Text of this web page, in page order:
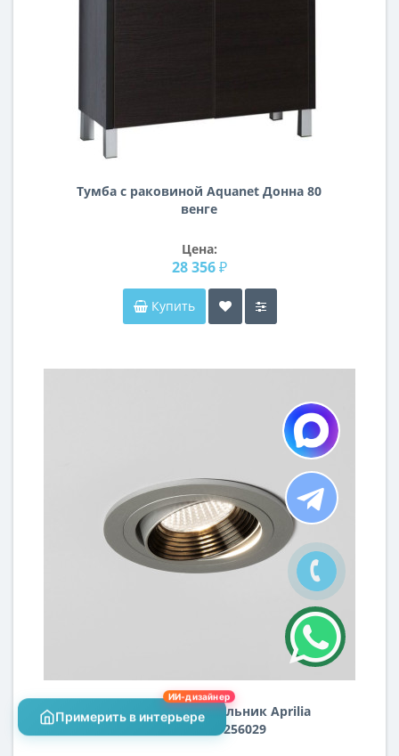
Тумба с раковиной Aquanet Донна 80
венге
Цена:
28 356 ₽
Купить
Встраиваемый светильник Aprilia
Round 3000K 1256029
Примерить в интерьере
ИИ-дизайнер